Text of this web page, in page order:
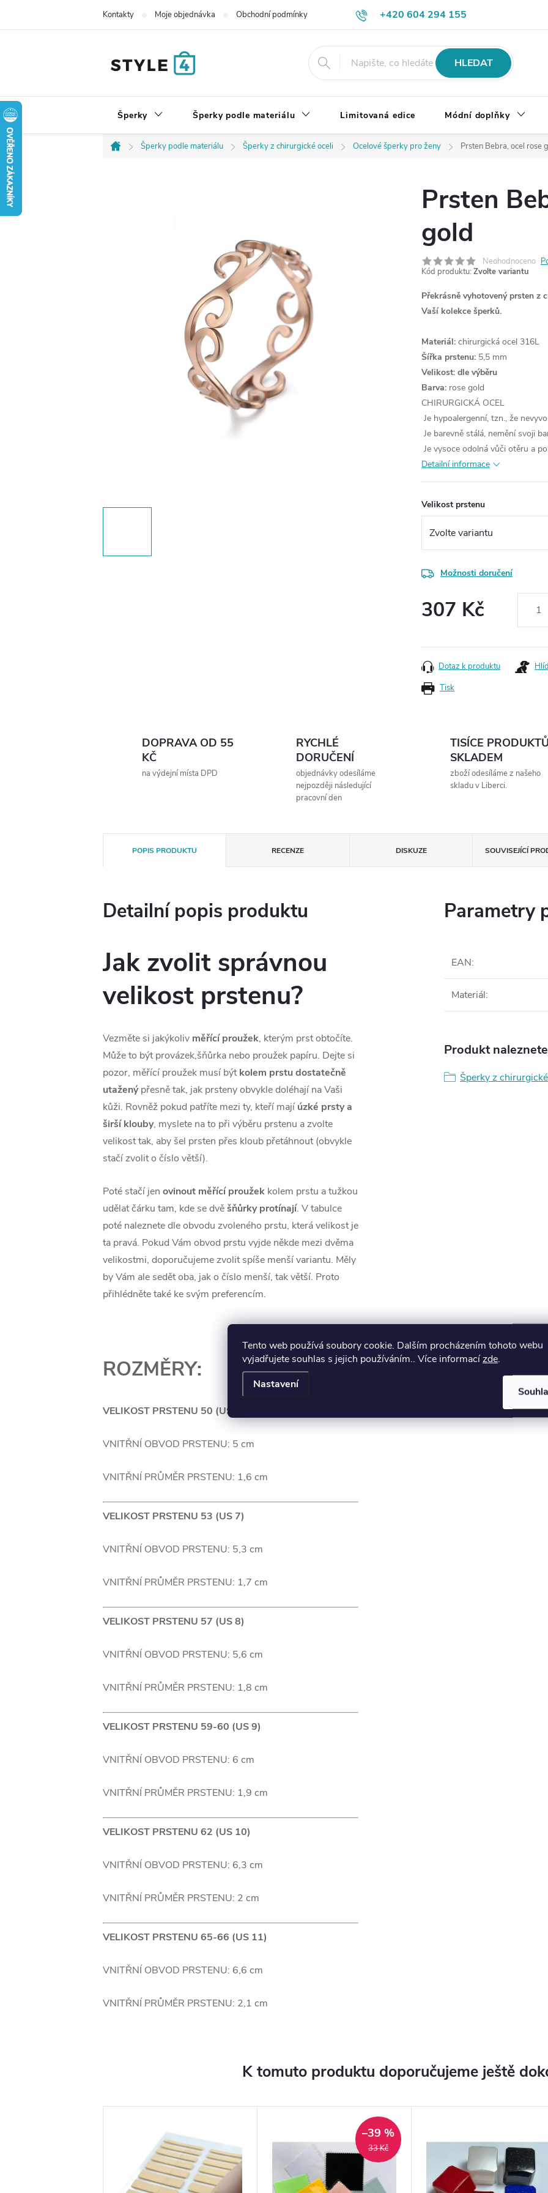
Tento web používá soubory cookie. Dalším procházením tohoto webu
vyjadřujete souhlas s jejich používáním.. Více informacízde.
Nastavení
+420 604 294 155
Kontakty Moje objednávka Obchodní podmínky Výměna, vrácení a reklamace zboží
HLEDAT
Šperky Šperky podle materiálu Limitovaná edice Módní doplňky
Domů
Šperky podle materiálu Šperky z chirurgické oceli Ocelové šperky pro ženy Prsten Bebra, ocel rose
Prsten
gold
Neohodnoceno
Kód produktu: Zvolte variantu
Překrásně vyhotovený prsten z
Vaší kolekce šperků.
Materiál: chirurgická ocel 316L
Šířka prstenu: 5,5 mm
Velikost: dle výběru
Barva: rose gold
CHIRURGICKÁ OCEL
Je hypoalergenní, tzn., že
Je barevně stálá, nemění svoji
Je vysoce odolná vůči otěru a
Detailní informace
Velikost prstenu
Možnosti doručení
307 Kč
Tisk
Dotaz k produktu
DOPRAVA OD 55
KČ
na výdejní místa DPD
RYCHLÉ
DORUČENÍ
objednávky odesíláme
nejpozději následující
pracovní den
TISÍCE
SKLADEM
zboží odesíláme z našeho
skladu v Liberci.
POPIS PRODUKTU RECENZE DISKUZE SOUVISEJÍCÍ
Detailní popis produktu
Jak zvolit správnou
velikost prstenu?
Vezměte si jakýkoliv měřící proužek, kterým prst obtočíte.
Může to být provázek,šňůrka nebo proužek papíru. Dejte si
pozor, měřící proužek musí býtkolem prstu dostatečně
utaženýpřesně tak, jak prsteny obvykle doléhají na Vaši
kůži. Rovněž pokud patříte mezi ty, kteří mají úzké prsty a
širší klouby, myslete na to při výběru prstenu a zvolte
velikost tak, aby šel prsten přes kloub přetáhnout (obvykle
stačí zvolit o číslo větší).
Poté stačí jen ovinout měřící proužek kolem prstu a tužkou
udělat čárku tam, kde se dvěšňůrky protínají. V tabulce
poté naleznete dle obvodu zvoleného prstu, která velikost je
ta pravá. Pokud Vám obvod prstu vyjde někde mezi dvěma
velikostmi, doporučujeme zvolit spíše menší variantu. Měly
by Vám ale sedět oba, jak o číslo menší, tak větší. Proto
přihlédněte také ke svým preferencím.
ROZMĚRY:
VELIKOST PRSTENU 50 (US 6)
VNITŘNÍ OBVOD PRSTENU: 5 cm
VNITŘNÍ PRŮMĚR PRSTENU: 1,6 cm
VELIKOST PRSTENU 53 (US 7)
VNITŘNÍ OBVOD PRSTENU: 5,3 cm
VNITŘNÍ PRŮMĚR PRSTENU: 1,7 cm
VELIKOST PRSTENU 57 (US 8)
VNITŘNÍ OBVOD PRSTENU: 5,6 cm
VNITŘNÍ PRŮMĚR PRSTENU: 1,8 cm
VELIKOST PRSTENU 59-60 (US 9)
VNITŘNÍ OBVOD PRSTENU: 6 cm
VNITŘNÍ PRŮMĚR PRSTENU: 1,9 cm
VELIKOST PRSTENU 62 (US 10)
VNITŘNÍ OBVOD PRSTENU: 6,3 cm
VNITŘNÍ PRŮMĚR PRSTENU: 2 cm
VELIKOST PRSTENU 65-66 (US 11)
VNITŘNÍ OBVOD PRSTENU: 6,6 cm
VNITŘNÍ PRŮMĚR PRSTENU: 2,1 cm
Parametry
EAN:
Materiál:
Produkt
Šperky z
K tomuto produktu doporučujeme ještě
33 Kč
–39 %